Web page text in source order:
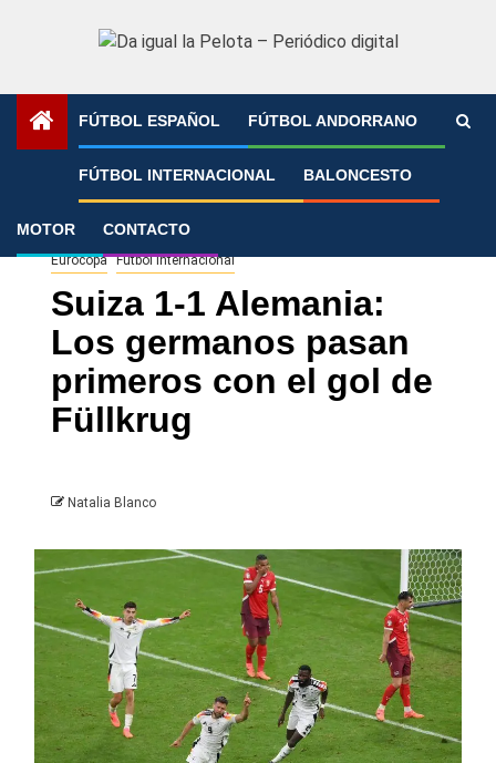
FÚTBOL ESPAÑOL FÚTBOL ANDORRANO
FÚTBOL INTERNACIONAL BALONCESTO
MOTOR CONTACTO
»
Eurocopa Fútbol Internacional
Suiza 1-1 Alemania:
Los germanos pasan
primeros con el gol de
Füllkrug
Natalia Blanco